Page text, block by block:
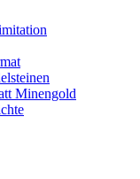
Minengold